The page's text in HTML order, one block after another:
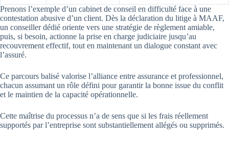
Prenons l’exemple d’un cabinet de conseil en difficulté face à une
contestation abusive d’un client. Dès la déclaration du litige à MAAF,
un conseiller dédié oriente vers une stratégie de règlement amiable,
puis, si besoin, actionne la prise en charge judiciaire jusqu’au
recouvrement effectif, tout en maintenant un dialogue constant avec
l’assuré.
Ce parcours balisé valorise l’alliance entre assurance et professionnel,
chacun assumant un rôle défini pour garantir la bonne issue du conflit
et le maintien de la capacité opérationnelle.
Cette maîtrise du processus n’a de sens que si les frais réellement
supportés par l’entreprise sont substantiellement allégés ou supprimés.